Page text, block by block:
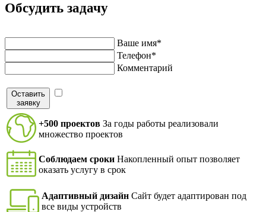
Обсудить задачу
Ваше имя*
Телефон*
Комментарий
Оставить
заявку
+500 проектов За годы работы реализовали
множество проектов
Соблюдаем сроки Накопленный опыт позволяет
оказать услугу в срок
Адаптивный дизайн Сайт будет адаптирован под
все виды устройств